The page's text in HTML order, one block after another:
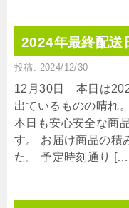
2024年最終配送
投稿: 2024/12/30
12月30日 本日は
出ているものの晴れ
本日も安心安全な商
す。 お届け商品の積
た。 予定時刻通り